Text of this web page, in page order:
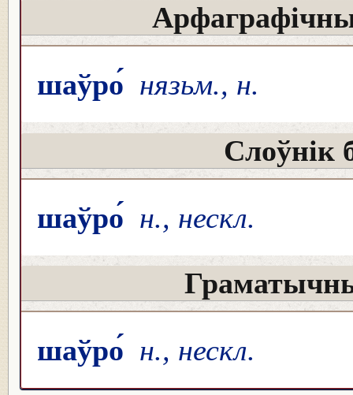
шаўро́ нязьм., н.
Слоўнік
шаўро́ н., нескл.
шаўро́ н., нескл.